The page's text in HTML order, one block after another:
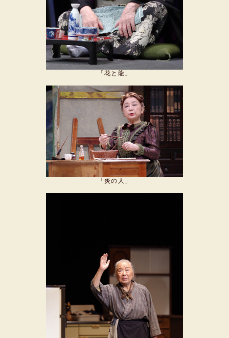
「花と龍」
「炎の人」